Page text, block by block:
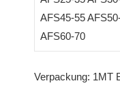
AFS45-55
AFS60-70
Verpackung: 1MT